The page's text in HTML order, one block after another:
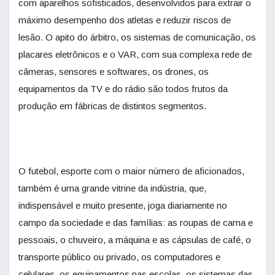
com aparelhos sofisticados, desenvolvidos para extrair o
máximo desempenho dos atletas e reduzir riscos de
lesão. O apito do árbitro, os sistemas de comunicação, os
placares eletrônicos e o VAR, com sua complexa rede de
câmeras, sensores e softwares, os drones, os
equipamentos da TV e do rádio são todos frutos da
produção em fábricas de distintos segmentos.
O futebol, esporte com o maior número de aficionados,
também é uma grande vitrine da indústria, que,
indispensável e muito presente, joga diariamente no
campo da sociedade e das famílias: as roupas de cama e
pessoais, o chuveiro, a máquina e as cápsulas de café, o
transporte público ou privado, os computadores e